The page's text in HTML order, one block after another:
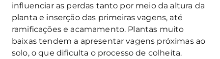
influenciar as perdas tanto por meio da altura da
planta e inserção das primeiras vagens, até
ramificações e acamamento. Plantas muito
baixas tendem a apresentar vagens próximas ao
solo, o que dificulta o processo de colheita.